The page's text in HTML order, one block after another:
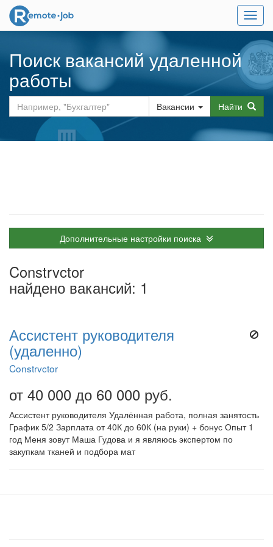
Меню
Поиск вакансий удаленной
работы
Вакансии Найти
Дополнительные настройки поиска
Constrvctor
найдено вакансий: 1
Ассистент руководителя
(удаленно)
Constrvctor
от 40 000 до 60 000 руб.
Ассистент руководителя Удалённая работа, полная занятость
График 5/2 Зарплата от 40К до 60К (на руки) + бонус Опыт 1
год Меня зовут Маша Гудова и я являюсь экспертом по
закупкам тканей и подбора мат